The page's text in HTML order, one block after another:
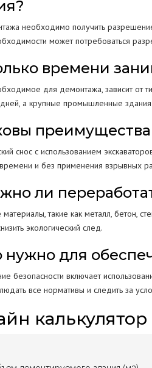
необходимо получить разрешение
может потребоваться
времени
для демонтажа, зависит от
дней, а крупные промышленные
снос с использованием
и без применения взрывных
ли
такие как металл, бетон,
экологический след.
нужно для
безопасности включает
все нормативы и следить за